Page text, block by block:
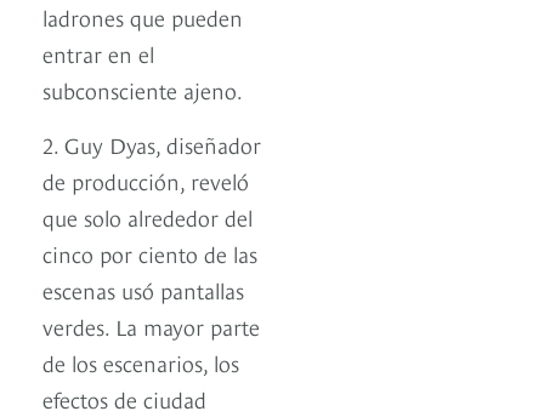
ladrones que pueden
entrar en el
subconsciente ajeno.
2. Guy Dyas, diseñador
de producción, reveló
que solo alrededor del
cinco por ciento de las
escenas usó pantallas
verdes. La mayor parte
de los escenarios, los
efectos de ciudad